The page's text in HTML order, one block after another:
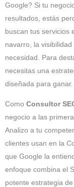
Google? Si tu
resultados, estás
buscan tus servicios
navarro, la
necesidad. Para
necesitas una
diseñada para ganar.
Como Consultor
negocio a las
Analizo a tu
clientes usan en la
que Google la
enfoque combina el
potente estrategia de